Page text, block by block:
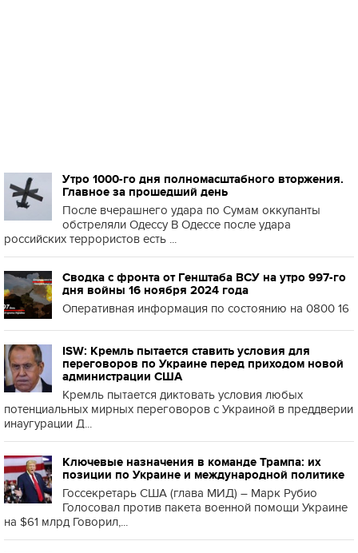
Утро 1000-го дня полномасштабного вторжения.
Главное за прошедший день
После вчерашнего удара по Сумам оккупанты
обстреляли Одессу В Одессе после удара
российских террористов есть ...
Сводка с фронта от Генштаба ВСУ на утро 997-го
дня войны 16 ноября 2024 года
Оперативная информация по состоянию на 0800 16
ISW: Кремль пытается ставить условия для
переговоров по Украине перед приходом новой
администрации США
Кремль пытается диктовать условия любых
потенциальных мирных переговоров с Украиной в преддверии
инаугурации Д...
Ключевые назначения в команде Трампа: их
позиции по Украине и международной политике
Госсекретарь США (глава МИД) – Марк Рубио
Голосовал против пакета военной помощи Украине
на $61 млрд Говорил,...